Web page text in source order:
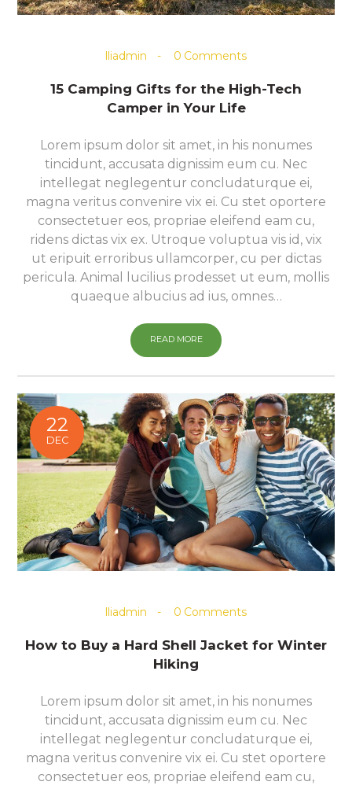
lliadmin 0 Comments
15 Camping Gifts for the High-Tech
Camper in Your Life
Lorem ipsum dolor sit amet, in his nonumes
tincidunt, accusata dignissim eum cu. Nec
intellegat neglegentur concludaturque ei,
magna veritus convenire vix ei. Cu stet oportere
consectetuer eos, propriae eleifend eam cu,
ridens dictas vix ex. Utroque voluptua vis id, vix
ut eripuit erroribus ullamcorper, cu per dictas
pericula. Animal lucilius prodesset ut eum, mollis
quaeque albucius ad ius, omnes…
READ MORE
22
DEC
lliadmin 0 Comments
How to Buy a Hard Shell Jacket for Winter
Hiking
Lorem ipsum dolor sit amet, in his nonumes
tincidunt, accusata dignissim eum cu. Nec
intellegat neglegentur concludaturque ei,
magna veritus convenire vix ei. Cu stet oportere
consectetuer eos, propriae eleifend eam cu,